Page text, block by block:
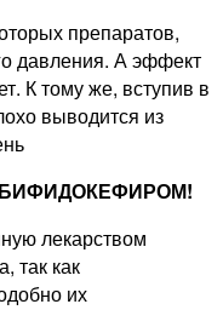
препаратов,
давления. А эффект
К тому же, вступив в
выводится из
лекарством
так как
их